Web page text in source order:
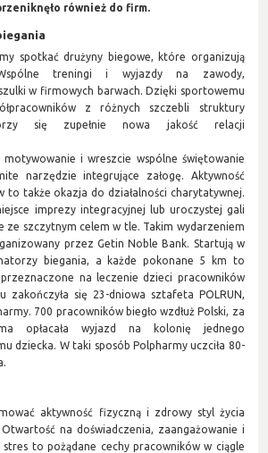
również do firm.
spotkać drużyny biegowe, które organizują
treningi i wyjazdy na zawody,
w firmowych barwach. Dzięki sportowemu
z różnych szczebli struktury
się zupełnie nowa jakość relacji
i wreszcie wspólne świętowanie
narzędzie integrujące załogę. Aktywność
to także okazja do działalności charytatywnej.
imprezy integracyjnej lub uroczystej gali
ze szczytnym celem w tle. Takim wydarzeniem
przez Getin Noble Bank. Startują w
biegania, a każde pokonane 5 km to
na leczenie dzieci pracowników
zakończyła się 23-dniowa sztafeta POLRUN,
700 pracowników biegło wzdłuż Polski, za
opłacała wyjazd na kolonię jednego
dziecka. W taki sposób Polpharmy uczciła 80-
aktywność fizyczną i zdrowy styl życia
na doświadczenia, zaangażowanie i
to pożądane cechy pracowników w ciągle